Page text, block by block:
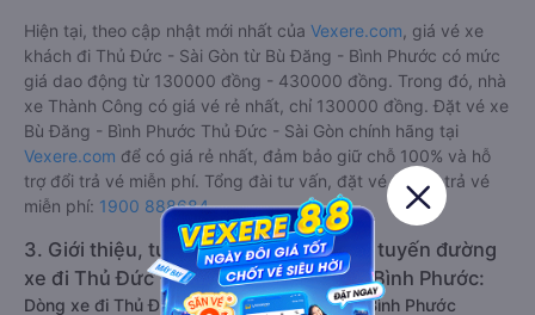
Hiện tại, theo cập nhật mới nhất của Vexere.com , giá vé xe
khách đi Thủ Đức - Sài Gòn từ Bù Đăng - Bình Phước có mức
giá dao động từ 130000 đồng - 430000 đồng. Trong đó, nhà
xe Thành Công có giá vé rẻ nhất, chỉ 130000 đồng. Đặt vé xe
Bù Đăng - Bình Phước Thủ Đức - Sài Gòn chính hãng tại
Vexere.com để có giá rẻ nhất, đảm bảo giữ chỗ 100% và hỗ
trợ đổi trả vé miễn phí. Tổng đài tư vấn, đặt vé và đổi trả vé
miễn phí: 1900 888684.
3. Giới thiệu, tư vấn các dòng xe chạy tuyến đường
xe đi Thủ Đức - Sài Gòn từ Bù Đăng - Bình Phước:
Dòng xe đi Thủ Đức - Sài Gòn từ Bù Đăng - Bình Phước